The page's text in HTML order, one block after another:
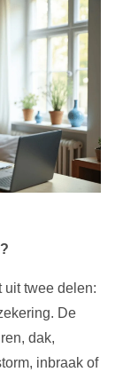
uit twee delen:
De
dak,
inbraak of